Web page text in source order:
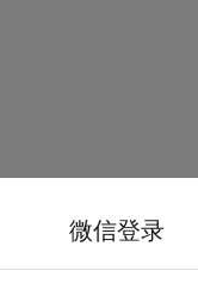
微信登录